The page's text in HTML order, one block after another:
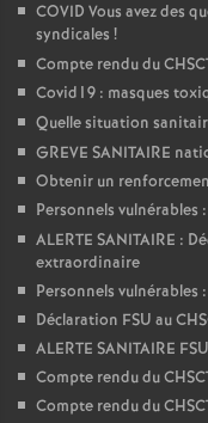
COVID Vous avez des
syndicales !
Compte rendu du
Covid19 : masques
Quelle situation
GREVE SANITAIRE
Obtenir un
Personnels
ALERTE SANITAIRE :
extraordinaire
Personnels vulnérables
Déclaration FSU au
ALERTE SANITAIRE
Compte rendu du
Compte rendu du